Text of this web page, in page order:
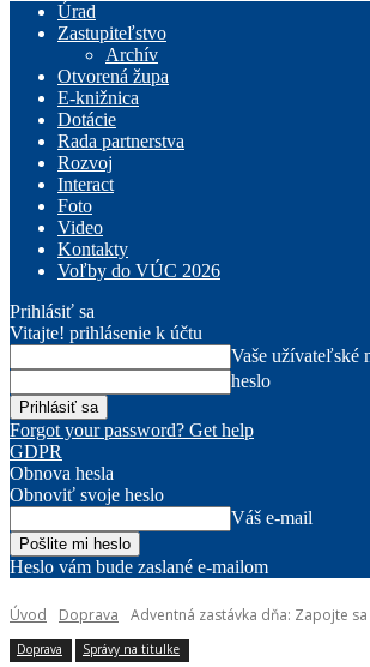
Úrad
Zastupiteľstvo
Archív
Otvorená župa
E-knižnica
Dotácie
Rada partnerstva
Rozvoj
Interact
Foto
Video
Kontakty
Voľby do VÚC 2026
Prihlásiť sa
Vitajte! prihlásenie k účtu
Vaše užívateľské
heslo
Forgot your password? Get help
GDPR
Obnova hesla
Obnoviť svoje heslo
Váš e-mail
Heslo vám bude zaslané e-mailom
Úvod Doprava Adventná zastávka dňa: Zapojte
Doprava Správy na titulke